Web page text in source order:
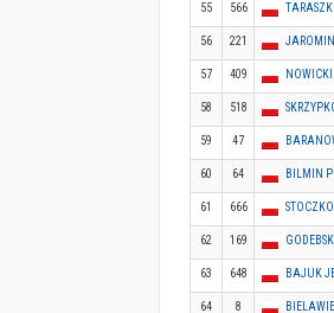
55 566
56 221
57 409
58 518
59 47
60 64 BILMIN
61 666
62 169
63 648 BAJUK
64 8